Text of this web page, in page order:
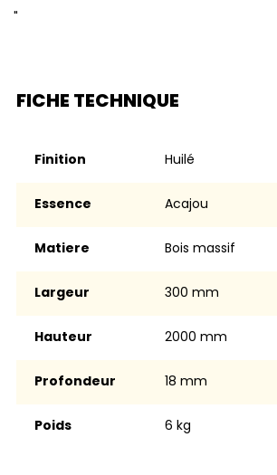
"
FICHE TECHNIQUE
Finition huilé
Essence Acajou
Matiere Bois massif
Largeur 300 mm
Hauteur 2000 mm
Profondeur 18 mm
Poids 6 kg